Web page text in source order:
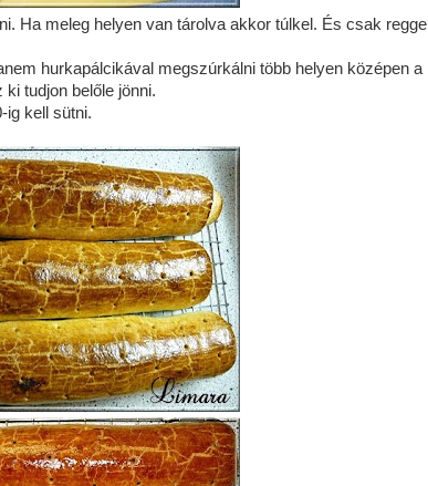
Ha meleg helyen van tárolva akkor túlkel. És csak reggel
hurkapálcikával megszúrkálni több helyen középen a
tudjon belőle jönni.
ig kell sütni.